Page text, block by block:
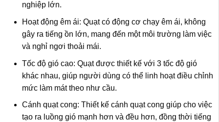
nghiệp lớn.
Hoạt động êm ái: Quạt có động cơ chạy êm ái, không
gây ra tiếng ồn lớn, mang đến một môi trường làm việc
và nghỉ ngơi thoải mái.
Tốc độ gió cao: Quạt được thiết kế với 3 tốc độ gió
khác nhau, giúp người dùng có thể linh hoạt điều chỉnh
mức làm mát theo như cầu.
Cánh quạt cong: Thiết kế cánh quạt cong giúp cho việc
tạo ra luồng gió mạnh hơn và đều hơn, đồng thời tiếng